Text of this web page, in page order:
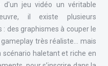
d'un jeu vidéo un véritable
il existe plusieurs
: des graphismes à couper le
très réaliste... mais
scénario haletant et riche en